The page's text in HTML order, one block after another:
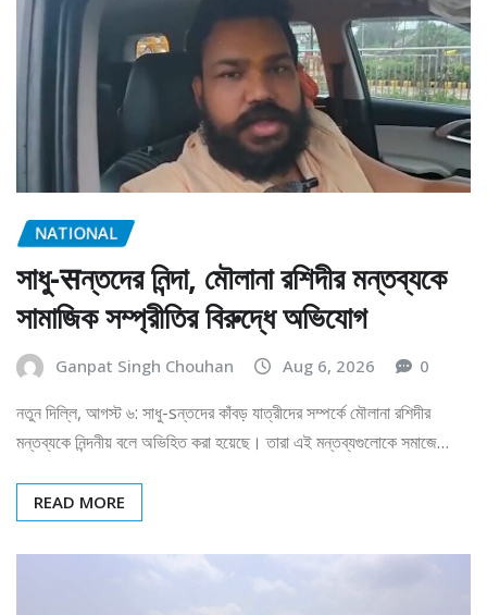
NATIONAL
সাধু-सন্তদের নিন্দা, মৌলানা রশিদীর মন্তব্যকে
সামাজিক সম্প্রীতির বিরুদ্ধে অভিযোগ
Ganpat Singh Chouhan Aug 6, 2026 0
নতুন দিল্লি, আগস্ট ৬: সাধু-sন্তদের কাঁবড় যাত্রীদের সম্পর্কে মৌলানা রশিদীর
মন্তব্যকে নিন্দনীয় বলে অভিহিত করা হয়েছে। তারা এই মন্তব্যগুলোকে সমাজে…
READ MORE